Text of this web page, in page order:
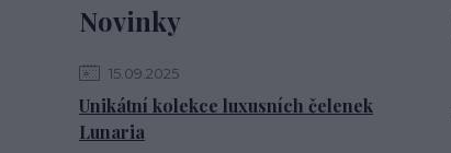
Novinky
15.09.2025
Unikátní kolekce luxusních čelenek
Lunaria